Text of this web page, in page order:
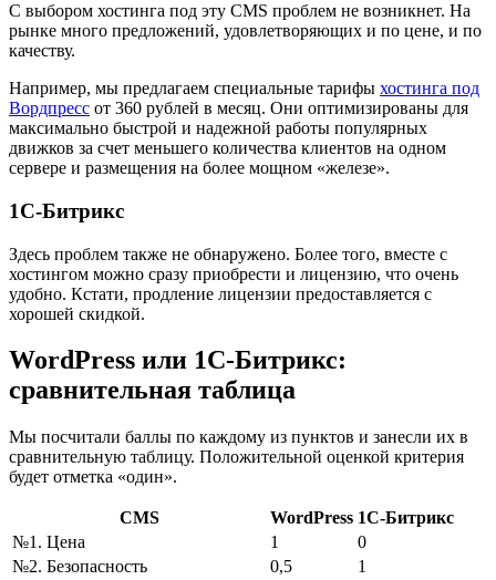
С выбором хостинга под эту CMS проблем не возникнет. На
рынке много предложений, удовлетворяющих и по цене, и по
качеству.
Например, мы предлагаем специальные тарифы хостинга под
Вордпресс от 360 рублей в месяц. Они оптимизированы для
максимально быстрой и надежной работы популярных
движков за счет меньшего количества клиентов на одном
сервере и размещения на более мощном «железе».
1С-Битрикс
Здесь проблем также не обнаружено. Более того, вместе с
хостингом можно сразу приобрести и лицензию, что очень
удобно. Кстати, продление лицензии предоставляется с
хорошей скидкой.
WordPress или 1С-Битрикс:
сравнительная таблица
Мы посчитали баллы по каждому из пунктов и занесли их в
сравнительную таблицу. Положительной оценкой критерия
будет отметка «один».
CMS WordPress 1С-Битрикс
№1. Цена
1
0
№2. Безопасность
0,5
1